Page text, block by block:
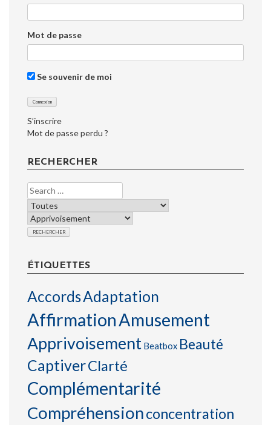
Mot de passe
Se souvenir de moi
S’inscrire
Mot de passe perdu ?
RECHERCHER
ÉTIQUETTES
AccordsAdaptation
AffirmationAmusement
Apprivoisement Beatbox Beauté
CaptiverClarté
Complémentarité
Compréhensionconcentration